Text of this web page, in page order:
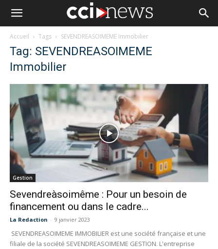
Accueil Tags SEVENDREASOIMEME Immobilier
Tag: SEVENDREASOIMEME
Immobilier
Gestion
Sevendreàsoimême : Pour un besoin de
financement ou dans le cadre...
La Redaction - 9 janvier 2023
SEVENDREASOIMEME IMMOBILIER est une société française et une
filiale de la société SEVENDREASOIMEME GESTION. L'entreprise